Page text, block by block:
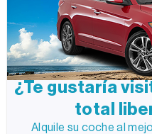
¿Te gustaría
total
Alquile su coche al